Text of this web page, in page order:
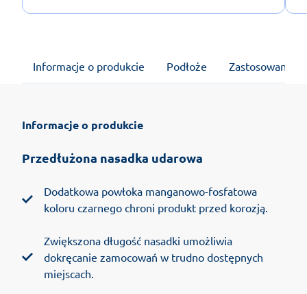
Informacje o produkcie Podłoże Zastosowanie
Informacje o produkcie
Przedłużona nasadka udarowa
Dodatkowa powłoka manganowo-fosfatowa
koloru czarnego chroni produkt przed korozją.
Zwiększona długość nasadki umożliwia
dokręcanie zamocowań w trudno dostępnych
miejscach.